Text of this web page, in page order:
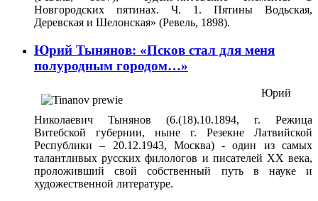
Новгородских пятинах. Ч. 1. Пятины Водьская,
Деревская и Шелонская» (Ревель, 1898).
Юрий Тынянов: «Псков стал для меня
полуродным городом…»
Юрий
Николаевич Тынянов (6.(18).10.1894, г. Режица
Витебской губернии, ныне г. Резекне Латвийской
Республики – 20.12.1943, Москва) - один из самых
талантливых русских филологов и писателей XX века,
проложивший свой собственный путь в науке и
художественной литературе.